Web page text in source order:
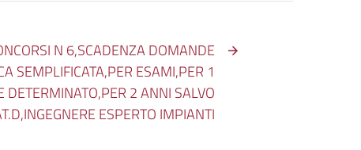
N 6,SCADENZA DOMANDE
SEMPLIFICATA,PER ESAMI,PER 1
2 ANNI SALVO
ESPERTO IMPIANTI